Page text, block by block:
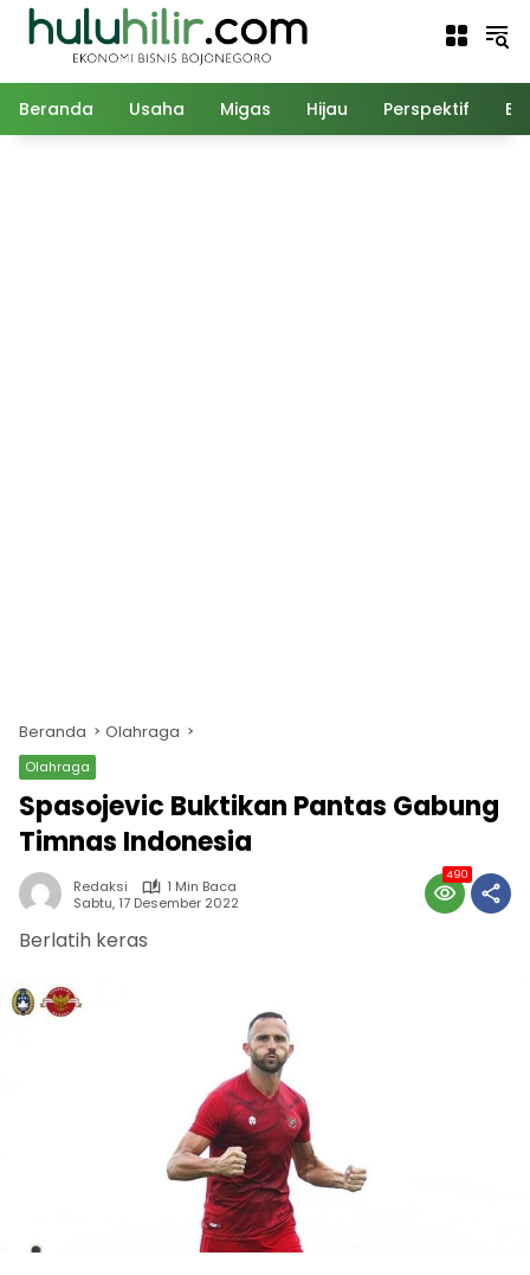
Langsung
Beranda Usaha Migas Hijau Perspektif
Beranda Olahraga
Olahraga
Spasojevic Buktikan Pantas Gabung
Timnas Indonesia
Redaksi
1 Min Baca
Sabtu, 17 Desember 2022
490
Berlatih keras